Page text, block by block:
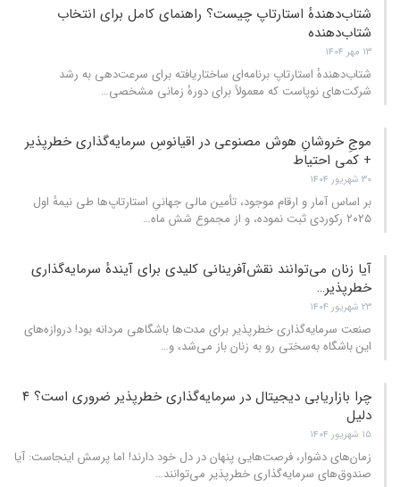
شتاب‌دهندهٔ استارتاپ چیست؟ راهنمای کامل برای انتخاب
شتا‌ب‌دهنده
۱۳ مهر ۱۴۰۴
شتاب‌دهندهٔ استارتاپ برنامه‌ای ساختاریافته برای سرعت‌دهی به رشد
شرکت‌های نوپاست که معمولاً برای دورهٔ زمانی مشخصی…
موجِ خروشانِ هوش مصنوعی در اقیانوسِ سرمایه‌گذاری خطرپذیر
+ کمی احتیاط
۳۰ شهریور ۱۴۰۴
بر اساس آمار و ارقام موجود، تأمین مالی جهانیِ استارتاپ‌ها طی نیمهٔ اول
۲۰۲۵ رکوردی ثبت نموده، و از مجموع شش ماه
…
آیا زنان می‌توانند نقش‌آفرینانی کلیدی برای آیندهٔ سرمایه‌گذاری
خطرپذیر…
۲۳ شهریور ۱۴۰۴
صنعت سرمایه‌گذاری خطرپذیر برای مدت‌ها باشگاهی مردانه بود! دروازه‌های
این باشگاه به‌سختی رو به زنان باز می‌شد، و…
چرا بازاریابی دیجیتال در سرمایه‌گذاری خطرپذیر ضروری است؟ ۴
دلیل
۱۵ شهریور ۱۴۰۴
زمان‌های دشوار، فرصت‌هایی پنهان در دل خود دارند! اما پرسش اینجاست: آیا
صندوق‌های سرمایه‌گذاری خطرپذیر می‌توانند…